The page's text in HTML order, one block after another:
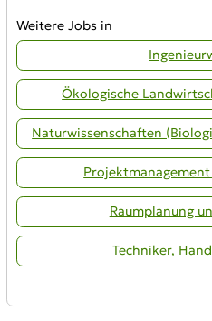
Weitere Jobs in
Ökologische
Naturwissenschaften
Raumplanung
Techniker,